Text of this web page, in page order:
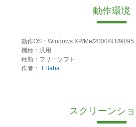
動作環境
動作OS：Windows XP/Me/2000/NT/98/95
機種：汎用
種類：フリーソフト
作者： T.Baba
スクリーンシ